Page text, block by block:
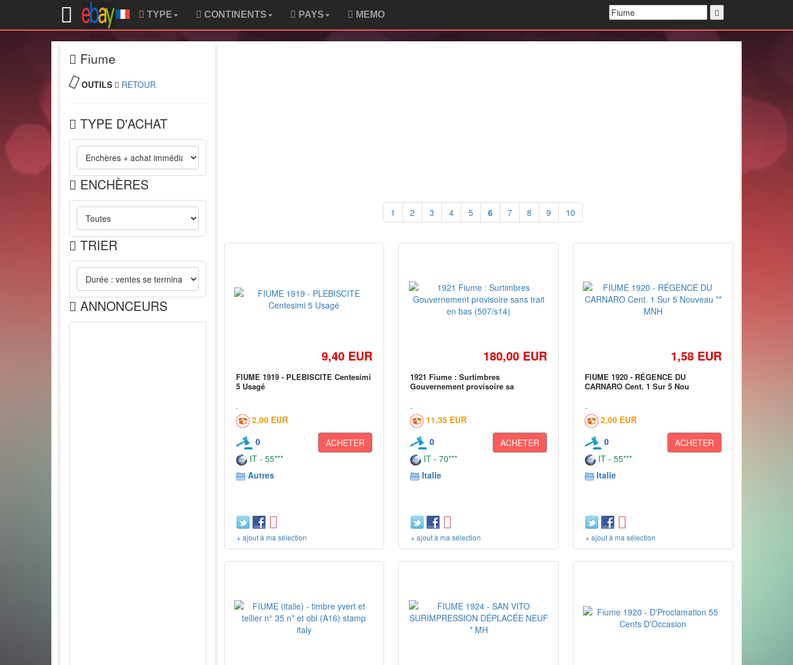
TYPE CONTINENTS PAYS MEMO
Fiume
OUTILS RETOUR
TYPE D'ACHAT
ENCHÈRES
TRIER
ANNONCEURS
1 2 3 4 5 6 7 8 9 10
9,40 EUR
FIUME 1919 - PLEBISCITE Centesimi
5 Usagé
2,00 EUR
0
ACHETER
IT - 55***
Autres
+ ajout à ma sélection
180,00 EUR
1921 Fiume : Surtimbres
Gouvernement provisoire sa
11,35 EUR
0
ACHETER
IT - 70***
Italie
+ ajout à ma sélection
1,58 EUR
FIUME 1920 - RÉGENCE DU
CARNARO Cent. 1 Sur 5 Nou
2,00 EUR
0
ACHETER
IT - 55***
Italie
+ ajout à ma sélection